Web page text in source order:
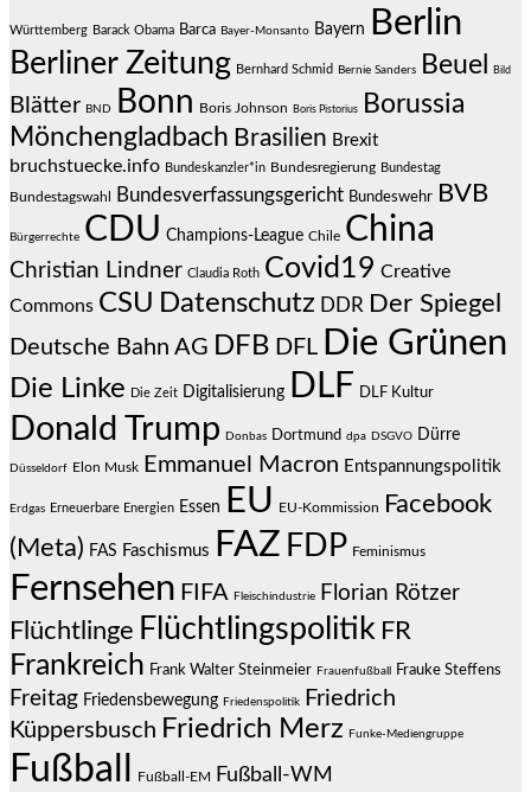
Württemberg Barack Obama Barca Bayer-Monsanto Bayern Berlin
Berliner Zeitung Bernhard Schmid Bernie Sanders Beuel Bild
Blätter BND Bonn Boris Johnson Boris Pistorius
Borussia
Mönchengladbach Brasilien Brexit
bruchstuecke.info Bundeskanzler*in Bundesregierung Bundestag
Bundestagswahl Bundesverfassungsgericht Bundeswehr BVB
Bürgerrechte CDU Champions-League Chile China
Christian Lindner Claudia Roth Covid19 Creative
Commons CSU Datenschutz DDR Der Spiegel
Deutsche Bahn AG DFB DFL Die Grünen
Die Linke Die Zeit Digitalisierung DLF DLF Kultur
Donald Trump Donbas Dortmund dpa DSGVO Dürre
Düsseldorf Elon Musk Emmanuel Macron Entspannungspolitik
Erdgas Erneuerbare Energien Essen EU EU-Kommission
Facebook
(Meta) FAS Faschismus FAZ FDP Feminismus
Fernsehen FIFA Fleischindustrie Florian Rötzer
Flüchtlinge Flüchtlingspolitik FR
Frankreich Frank Walter Steinmeier Frauenfußball Frauke Steffens
Freitag Friedensbewegung Friedenspolitik
Friedrich
Küppersbusch Friedrich Merz Funke-Mediengruppe
Fußball Fußball-EM Fußball-WM